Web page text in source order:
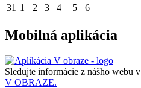
31 1 2 3 4 5 6
Mobilná aplikácia
Sledujte informácie z nášho webu v
V OBRAZE.